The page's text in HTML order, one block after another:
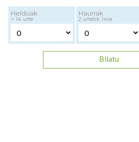
Helduak
> 14 urte
Haurrak
2 urtetik 14ra
Bilatu